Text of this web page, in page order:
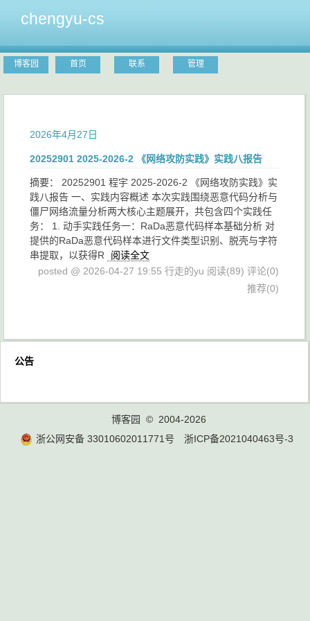
chengyu-cs
博客园 首页 联系 管理
2026年4月27日
20252901 2025-2026-2 《网络攻防实践》实践八报告
摘要： 20252901 程宇 2025-2026-2 《网络攻防实践》实
践八报告 一、实践内容概述 本次实践围绕恶意代码分析与
僵尸网络流量分析两大核心主题展开，共包含四个实践任
务： 1. 动手实践任务一：RaDa恶意代码样本基础分析 对
提供的RaDa恶意代码样本进行文件类型识别、脱壳与字符
串提取，以获得R
阅读全文
posted @ 2026-04-27 19:55 行走的yu 阅读(89) 评论(0)
推荐(0)
公告
博客园
© 2004-2026
浙公网安备 33010602011771号
浙ICP备2021040463号-3